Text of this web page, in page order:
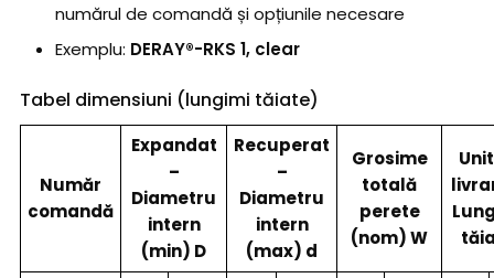
numărul de comandă și opțiunile necesare
Exemplu: DERAY®-RKS 1, clear
Tabel dimensiuni (lungimi tăiate)
Număr
comandă
Expandat
–
Diametru
intern
(min) D
Recuperat
–
Diametru
intern
(max) d
Grosime
totală
perete
(nom) W